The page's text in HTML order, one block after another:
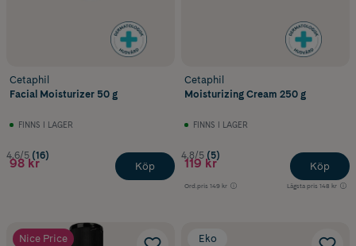
Cetaphil
Facial Moisturizer 50 g
FINNS I LAGER
4.6/5 (16)
98 kr Köp
Cetaphil
Moisturizing Cream 250 g
FINNS I LAGER
4.8/5 (5)
119 kr
Ord.pris 149 kr Lägsta pris 148 kr
Köp
Nice Price Eko